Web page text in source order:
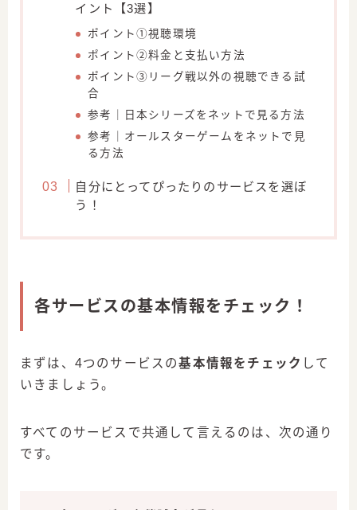
イント【3選】
ポイント①視聴環境
ポイント②料金と支払い方法
ポイント③リーグ戦以外の視聴できる試
合
参考｜日本シリーズをネットで見る方法
参考｜オールスターゲームをネットで見
る方法
自分にとってぴったりのサービスを選ぼ
う！
各サービスの基本情報をチェック！
まずは、4つのサービスの基本情報をチェック して
いきましょう。
すべてのサービスで共通して言えるのは、次の通り
です。